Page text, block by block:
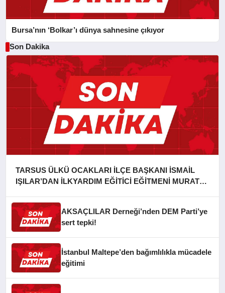
Bursa’nın ‘Bolkar’ı dünya sahnesine çıkıyor
Son Dakika
TARSUS ÜLKÜ OCAKLARI İLÇE BAŞKANI İSMAİL
IŞILAR’DAN İLKYARDIM EĞİTİCİ EĞİTMENİ MURAT
AKSAÇLILAR Derneği’nden DEM Parti’ye
sert tepki!
İstanbul Maltepe’den bağımlılıkla mücadele
eğitimi